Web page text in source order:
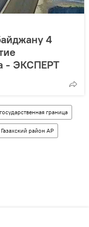
4
- ЭКСПЕРТ
государственная граница
Газахский район АР